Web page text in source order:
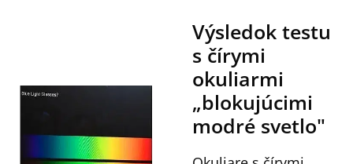
Výsledok testu
s čírymi
okuliarmi
„blokujúcimi
modré svetlo"